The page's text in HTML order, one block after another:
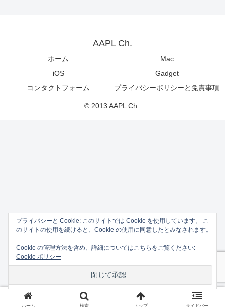
AAPL Ch.
ホーム
Mac
iOS
Gadget
コンタクトフォーム
プライバシーポリシーと免責事項
© 2013 AAPL Ch..
ホーム 検索 トップ サイドバー
プライバシーと Cookie: このサイトでは Cookie を使用しています。 こ
のサイトの使用を続けると、Cookie の使用に同意したとみなされます。
Cookie の管理方法を含め、詳細についてはこちらをご覧ください:
Cookie ポリシー